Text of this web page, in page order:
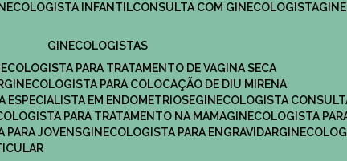
GINECOLOGISTA INFANTIL​ CONSULTA COM GINECOLOGISTA​
GINECOLOGISTAS
PARA TRATAMENTO DE VAGINA SECA
GINECOLOGISTA PARA COLOCAÇÃO DE DIU MIRENA
ESPECIALISTA EM ENDOMETRIOSE
GINECOLOGISTA
PARA TRATAMENTO NA MAMA
GINECOLOGISTA
PARA JOVENS GINECOLOGISTA PARA ENGRAVIDAR